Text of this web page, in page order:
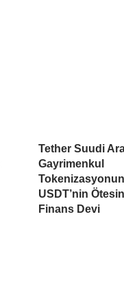
Tether Suudi
Gayrimenkul
USDT’nin
Finans Devi